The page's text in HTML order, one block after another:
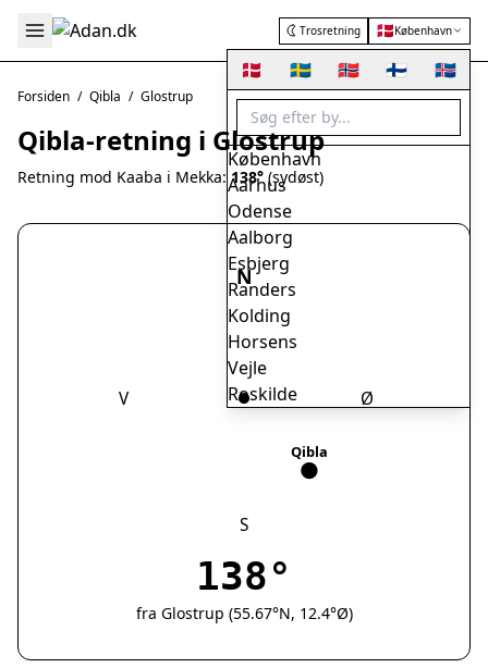
Trosretning 🇩🇰København
🇩🇰 🇸🇪 🇳🇴 🇫🇮 🇮🇸
København
Aarhus
Odense
Aalborg
Esbjerg
Randers
Kolding
Horsens
Vejle
Roskilde
Helsingør
Hørsholm
Næstved
Viborg
Køge
Holstebro
Taastrup
Forsiden / Qibla / Glostrup
Qibla-retning i Glostrup
Retning mod Kaaba i Mekka: 138°(sydøst)
N
Ø
S
V
Qibla
138°
fra Glostrup (55.67°N, 12.4°Ø)